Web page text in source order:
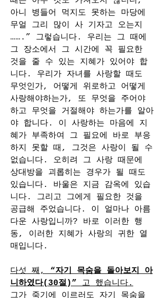
아니 병들어 먹지도 못하는 마당에
무얼 그리 많이 사 기자고 오는지
…….” 그렇습니다. 우리는 그 때에
그 장소에서 그 시간에 꼭 필요한
것을 줄 수 있는 지혜가 있어야 합
니다. 우리가 자녀를 사랑할 때도
무엇인가, 어떻게 위로하고 어떻게
사랑해야하는가, 또 무엇을 주어야
하고 무엇을 거절해야 하는가를 알아
야 합니다. 이 사랑하는 마음에 지
혜가 부족하여 그 필요에 바로 부응
하지 못할 때, 그것은 사랑이 될 수
없습니다. 오히려 그 사랑 때문에
상대방을 괴롭히는 경우가 될 때도
있습니다. 바울은 지금 감옥에 있습
니다. 그리고 그에게 필요한 것을
공급해 주었습니다. 이 얼마나 아름
다운 사랑입니까? 바로 이러한 행
동, 이러한 지혜가 사랑의 귀한 열
매입니다.
다섯 째, “자기 목숨을 돌아보지 아
니하였다(30절)” 고 했습니다.
그가 죽기에 이르러도 자기 목숨을